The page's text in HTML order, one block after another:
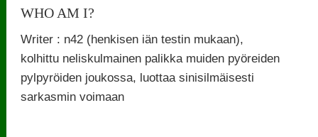
WHO AM I?
Writer : n42 (henkisen iän testin mukaan),
kolhittu neliskulmainen palikka muiden pyöreiden
pylpyröiden joukossa, luottaa sinisilmäisesti
sarkasmin voimaan